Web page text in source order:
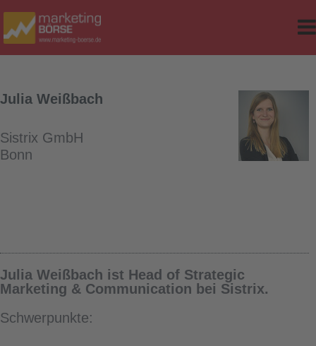
Classes
Julia Weißbach
Sistrix GmbH
Bonn
Julia Weißbach ist Head of Strategic
Marketing & Communication bei Sistrix.
Schwerpunkte: